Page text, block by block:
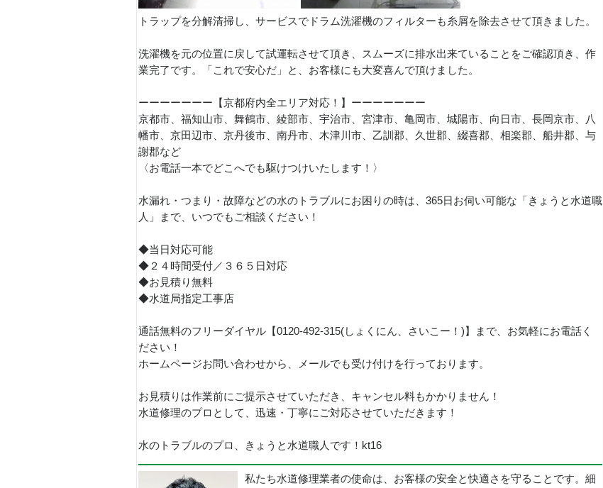
トラップを分解清掃し、サービスでドラム洗濯機のフィルターも糸屑を除去させて頂きました。
洗濯機を元の位置に戻して試運転させて頂き、スムーズに排水出来ていることをご確認頂き、作
業完了です。「これで安心だ」と、お客様にも大変喜んで頂けました。
ーーーーーーー【京都府内全エリア対応！】ーーーーーーー
京都市、福知山市、舞鶴市、綾部市、宇治市、宮津市、亀岡市、城陽市、向日市、長岡京市、八
幡市、京田辺市、京丹後市、南丹市、木津川市、乙訓郡、久世郡、綴喜郡、相楽郡、船井郡、与
謝郡など
〈お電話一本でどこへでも駆けつけいたします！〉
水漏れ・つまり・故障などの水のトラブルにお困りの時は、365日お伺い可能な「きょうと水道職
人」まで、いつでもご相談ください！
◆当日対応可能
◆２４時間受付／３６５日対応
◆お見積り無料
◆水道局指定工事店
通話無料のフリーダイヤル【0120-492-315(しょくにん、さいこー！)】まで、お気軽にお電話く
ださい！
ホームページお問い合わせから、メールでも受け付けを行っております。
お見積りは作業前にご提示させていただき、キャンセル料もかかりません！
水道修理のプロとして、迅速・丁寧にご対応させていただきます！
水のトラブルのプロ、きょうと水道職人です！kt16
私たち水道修理業者の使命は、お客様の安全と快適さを守ることです。細